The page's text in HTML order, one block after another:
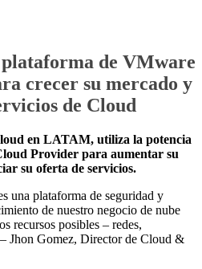
de VMware
crecer su mercado y
de Cloud
en LATAM, utiliza la potencia
Provider para aumentar su
su oferta de servicios.
una plataforma de seguridad y
de nuestro negocio de nube
recursos posibles – redes,
Jhon Gomez, Director de Cloud &